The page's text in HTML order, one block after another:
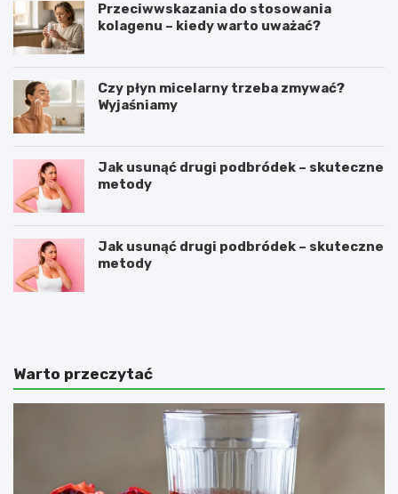
Przeciwwskazania do stosowania
kolagenu – kiedy warto uważać?
Czy płyn micelarny trzeba zmywać?
Wyjaśniamy
Jak usunąć drugi podbródek – skuteczne
metody
Jak usunąć drugi podbródek – skuteczne
metody
O
a
b
ł
C
b
i
ć
Warto przeczytać